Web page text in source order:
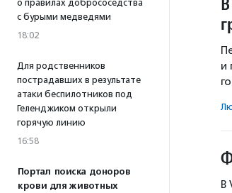
о правилах добрососедства
с бурыми медведями
18:02
Для родственников
пострадавших в результате
атаки беспилотников под
Геленджиком открыли
горячую линию
16:58
Портал поиска доноров
крови для животных
и
В